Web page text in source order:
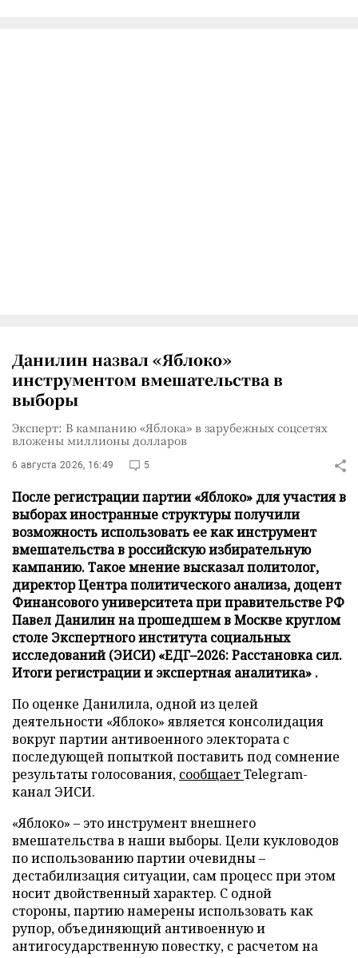
Данилин назвал «Яблоко»
инструментом вмешательства в
выборы
Эксперт: В кампанию «Яблока» в зарубежных соцсетях
вложены миллионы долларов
6 августа 2026, 16:49 5
После регистрации партии «Яблоко» для участия в
выборах иностранные структуры получили
возможность использовать ее как инструмент
вмешательства в российскую избирательную
кампанию. Такое мнение высказал политолог,
директор Центра политического анализа, доцент
Финансового университета при правительстве РФ
Павел Данилин на прошедшем в Москве круглом
столе Экспертного института социальных
исследований (ЭИСИ) «ЕДГ–2026: Расстановка сил.
Итоги регистрации и экспертная аналитика» .
По оценке Данилила, одной из целей
деятельности «Яблоко» является консолидация
вокруг партии антивоенного электората с
последующей попыткой поставить под сомнение
результаты голосования, сообщаетTelegram-
канал ЭИСИ.
«Яблоко» – это инструмент внешнего
вмешательства в наши выборы. Цели кукловодов
по использованию партии очевидны –
дестабилизация ситуации, сам процесс при этом
носит двойственный характер. С одной
стороны, партию намерены использовать как
рупор, объединяющий антивоенную и
антигосударственную повестку, с расчетом на